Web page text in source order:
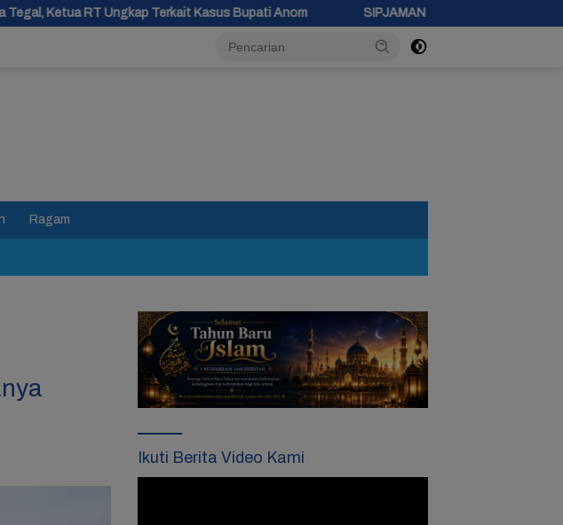
Terkait Kasus Bupati Anom SIPJAMAN Resmi Diluncurkan, Pemkab Brebes Percepat
Ragam
Ikuti Berita Video Kami